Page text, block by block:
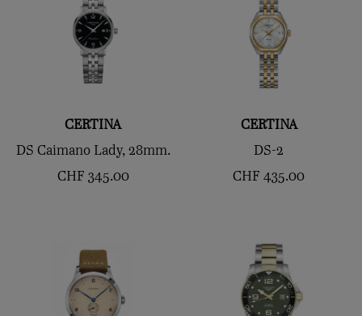
CERTINA
DS Caimano Lady, 28mm.
CHF 345.00
CERTINA
DS-2
CHF 435.00